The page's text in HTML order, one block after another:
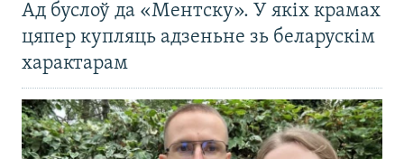
Ад буслоў да «Ментску». У якіх крамах
цяпер купляць адзеньне зь беларускім
характарам